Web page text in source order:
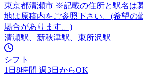
東京都清瀬市 ※記載の住所と駅名は
地は原稿内をご参照下さい。(希望の
場合があります。)
清瀬駅、新秋津駅、東所沢駅
シフト
1日8時間 週3日からOK